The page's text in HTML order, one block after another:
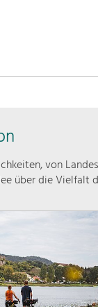
von
über die Vielfalt